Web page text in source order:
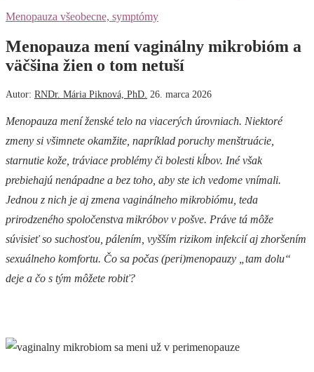
Menopauza všeobecne, symptómy
Menopauza mení vaginálny mikrobióm a
väčšina žien o tom netuší
Autor: RNDr. Mária Piknová, PhD. 26. marca 2026
Menopauza mení ženské telo na viacerých úrovniach. Niektoré
zmeny si všimnete okamžite, napríklad poruchy menštruácie,
starnutie kože, tráviace problémy či bolesti kĺbov. Iné však
prebiehajú nenápadne a bez toho, aby ste ich vedome vnímali.
Jednou z nich je aj zmena vaginálneho mikrobiómu, teda
prirodzeného spoločenstva mikróbov v pošve. Práve tá môže
súvisieť so suchosťou, pálením, vyšším rizikom infekcií aj zhoršením
sexuálneho komfortu. Čo sa počas (peri)menopauzy „tam dolu“
deje a čo s tým môžete robiť?